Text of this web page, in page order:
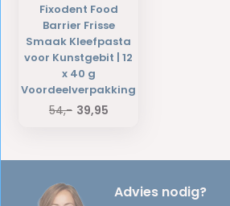
Fixodent Food
Barrier Frisse
Smaak Kleefpasta
voor Kunstgebit | 12
x 40 g
Voordeelverpakking
54,- 39,95
Advies nodig?